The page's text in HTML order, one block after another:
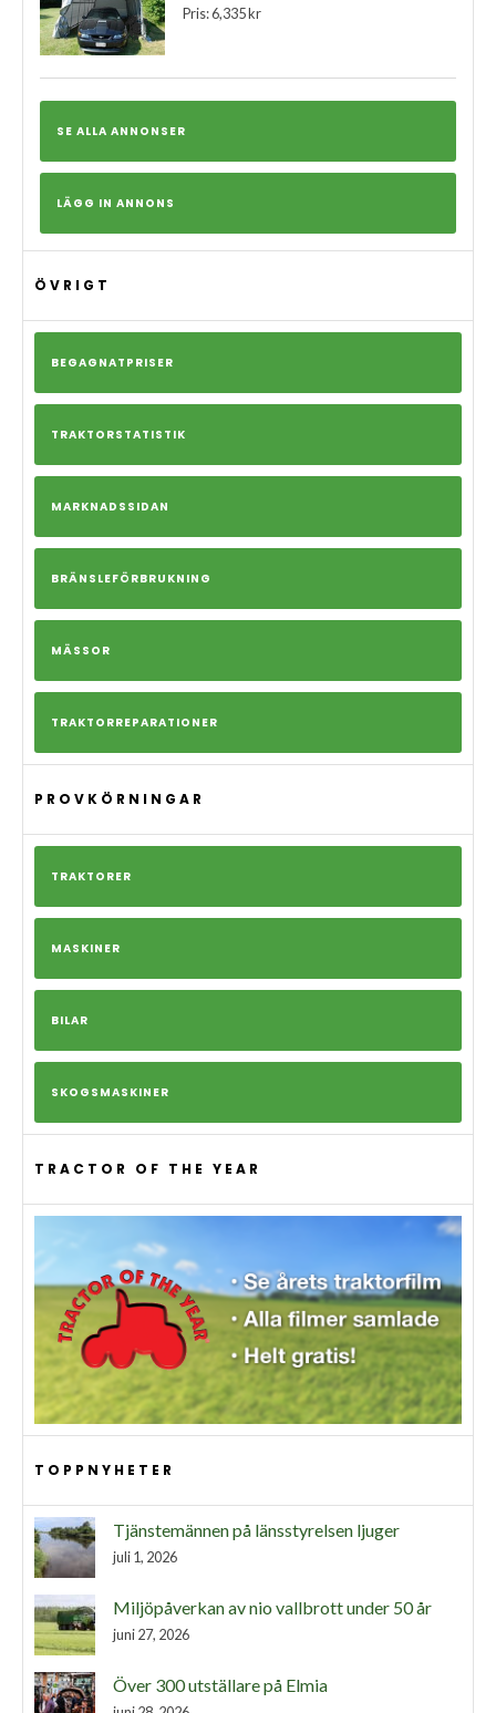
Pris: 6,335 kr
SE ALLA ANNONSER
LÄGG IN ANNONS
ÖVRIGT
BEGAGNATPRISER
TRAKTORSTATISTIK
MARKNADSSIDAN
BRÄNSLEFÖRBRUKNING
MÄSSOR
TRAKTORREPARATIONER
PROVKÖRNINGAR
TRAKTORER
MASKINER
BILAR
SKOGSMASKINER
TRACTOR OF THE YEAR
TOPPNYHETER
Tjänstemännen på länsstyrelsen ljuger
juli 1, 2026
Miljöpåverkan av nio vallbrott under 50 år
juni 27, 2026
Över 300 utställare på Elmia